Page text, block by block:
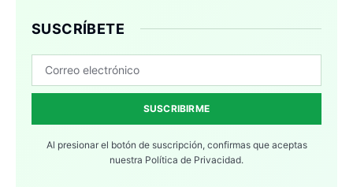
SUSCRÍBETE
SUSCRIBIRME
Al presionar el botón de suscripción, confirmas que aceptas
nuestra Política de Privacidad.